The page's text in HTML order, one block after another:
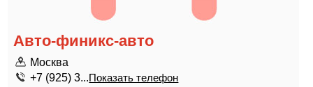
Авто-финикс-авто
Москва
+7 (925) 3...Показать телефон